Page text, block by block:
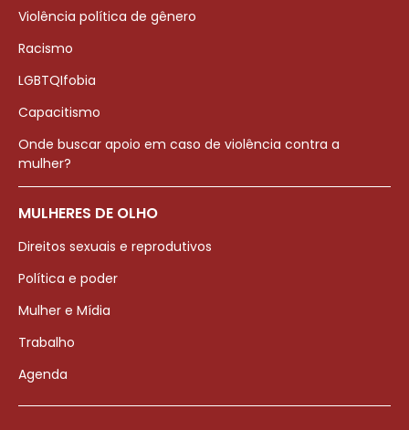
Violência política de gênero
Racismo
LGBTQIfobia
Capacitismo
Onde buscar apoio em caso de violência contra a
mulher?
MULHERES DE OLHO
Direitos sexuais e reprodutivos
Política e poder
Mulher e Mídia
Trabalho
Agenda